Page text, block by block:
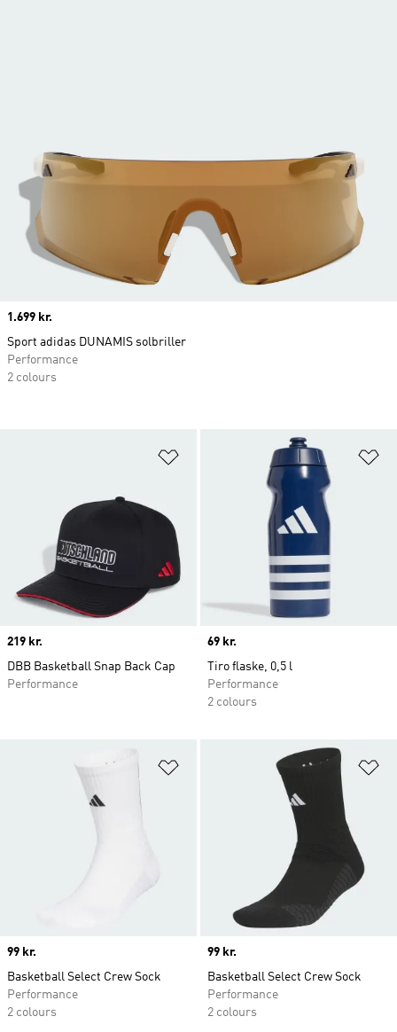
Føj til ønskeliste
Price
219 kr.
DBB Basketball Snap Back Cap
Performance
Price
69 kr.
Tiro flaske, 0,5 l
Performance
2 colours
Føj til ønskeliste
Price
99 kr.
Basketball Select Crew Sock
Performance
2 colours
Price
99 kr.
Basketball Select Crew Sock
Performance
2 colours
Price
1.699 kr.
Sport adidas DUNAMIS solbriller
Performance
2 colours